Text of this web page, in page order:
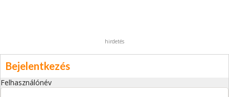
hirdetés
Bejelentkezés
Felhasználónév